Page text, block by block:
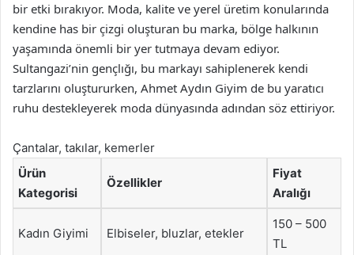
bir etki bırakıyor. Moda, kalite ve yerel üretim konularında
kendine has bir çizgi oluşturan bu marka, bölge halkının
yaşamında önemli bir yer tutmaya devam ediyor.
Sultangazi’nin gençlığı, bu markayı sahiplenerek kendi
tarzlarını oluştururken, Ahmet Aydın Giyim de bu yaratıcı
ruhu destekleyerek moda dünyasında adından söz ettiriyor.
Çantalar, takılar, kemerler
Ürün
Kategorisi
Özellikler
Fiyat
Aralığı
Kadın Giyimi Elbiseler, bluzlar, etekler
150 – 500
TL